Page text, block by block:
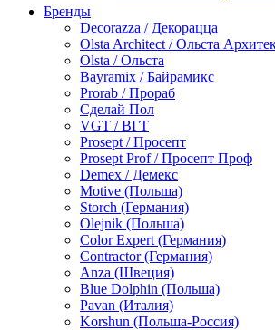
по металлу
антикорозийные
под декоративные
для гипсокартона
под штукатурку
Герметик
акриловые
силиконовые
силиконовые
шовные для срубов
для кровли
для каминов
полиуретановые
Декоративные штукатурки и
краски для декора, патина
мокрый шелк
венецианские (эффект
песок (эффект песчаных
декоративная шпаклевка
Бренды
Decorazza / Декорацца
Olsta Architect / Ольста
Olsta / Ольста
Bayramix / Байрамикс
Prorab / Прораб
Сделай Пол
VGT / ВГТ
Prosept / Просепт
Prosept Prof / Просепт Проф
Demex / Демекс
Motive (Польша)
Storch (Германия)
Olejnik (Польша)
Color Expert (Германия)
Contractor (Германия)
Anza (Швеция)
Blue Dolphin (Польша)
Pavan (Италия)
Korshun (Польша-Россия)